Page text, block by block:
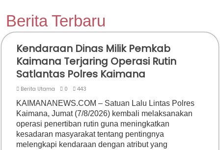
Berita Terbaru
Kendaraan Dinas Milik Pemkab
Kaimana Terjaring Operasi Rutin
Satlantas Polres Kaimana
Berita Utama 0 443
KAIMANANEWS.COM – Satuan Lalu Lintas Polres
Kaimana, Jumat (7/8/2026) kembali melaksanakan
operasi penertiban rutin guna meningkatkan
kesadaran masyarakat tentang pentingnya
melengkapi kendaraan dengan atribut yang